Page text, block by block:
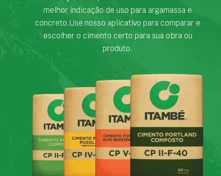
melhor indicação de uso para argamassa e
concreto.Use nosso aplicativo para comparar e
escolher o cimento certo para sua obra ou
produto.